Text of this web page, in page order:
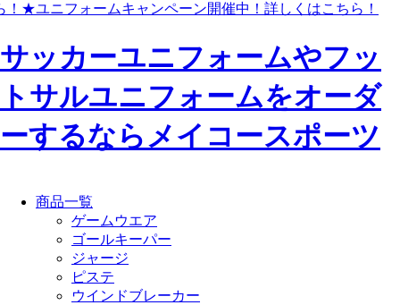
★ユニフォームキャンペーン開催中！詳しくはこちら！
サッカーユニフォームやフッ
トサルユニフォームをオーダ
ーするならメイコースポーツ
商品一覧
ゲームウエア
ゴールキーパー
ジャージ
ピステ
ウインドブレーカー